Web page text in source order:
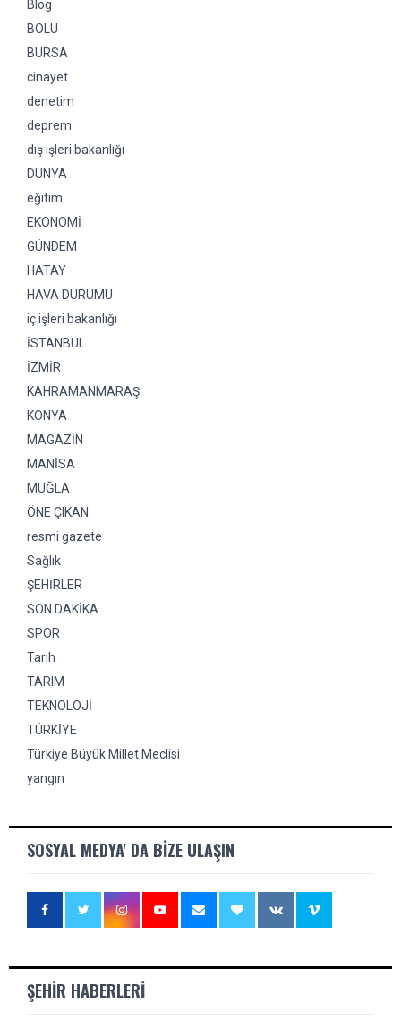
Blog
BOLU
BURSA
cinayet
denetim
deprem
dış işleri bakanlığı
DÜNYA
eğitim
EKONOMİ
GÜNDEM
HATAY
HAVA DURUMU
iç işleri bakanlığı
İSTANBUL
İZMİR
KAHRAMANMARAŞ
KONYA
MAGAZİN
MANİSA
MUĞLA
ÖNE ÇIKAN
resmi gazete
Sağlık
ŞEHİRLER
SON DAKİKA
SPOR
Tarih
TARIM
TEKNOLOJİ
TÜRKİYE
Türkiye Büyük Millet Meclisi
yangın
SOSYAL MEDYA' DA BIZE ULAŞIN
ŞEHIR HABERLERI